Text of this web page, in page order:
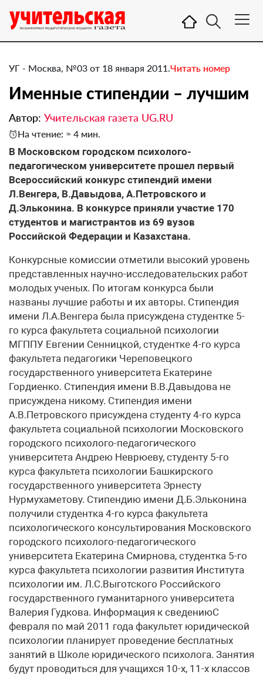
УГ - Москва, №03 от 18 января 2011.Читать номер
Именные стипендии – лучшим
Автор: Учительская газета UG.RU
На чтение: ≈ 4 мин.
​В Московском городском психолого-
педагогическом университете прошел первый
Всероссийский конкурс стипендий имени
Л.Венгера, В.Давыдова, А.Петровского и
Д.Эльконина. В конкурсе приняли участие 170
студентов и магистрантов из 69 вузов
Российской Федерации и Казахстана.
Конкурсные комиссии отметили высокий уровень
представленных научно-исследовательских работ
молодых ученых. По итогам конкурса были
названы лучшие работы и их авторы. Стипендия
имени Л.А.Венгера была присуждена студентке 5-
го курса факультета социальной психологии
МГППУ Евгении Сенницкой, студентке 4-го курса
факультета педагогики Череповецкого
государственного университета Екатерине
Гордиенко. Стипендия имени В.В.Давыдова не
присуждена никому. Стипендия имени
А.В.Петровского присуждена студенту 4-го курса
факультета социальной психологии Московского
городского психолого-педагогического
университета Андрею Неврюеву, студенту 5-го
курса факультета психологии Башкирского
государственного университета Эрнесту
Нурмухаметову. Стипендию имени Д.Б.Эльконина
получили студентка 4-го курса факультета
психологического консультирования Московского
городского психолого-педагогического
университета Екатерина Смирнова, студентка 5-го
курса факультета психологии развития Института
психологии им. Л.С.Выготского Российского
государственного гуманитарного университета
Валерия Гудкова. Информация к сведениюС
февраля по май 2011 года факультет юридической
психологии планирует проведение бесплатных
занятий в Школе юридического психолога. Занятия
будут проводиться для учащихся 10-х, 11-х классов